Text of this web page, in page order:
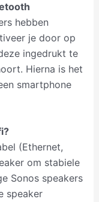
hebben
je door op
ingedrukt te
Hierna is het
smartphone
(Ethernet,
om stabiele
Sonos speakers
speaker